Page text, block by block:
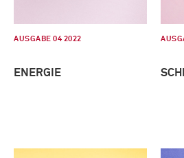
AUSGABE 04 2022
ENERGIE